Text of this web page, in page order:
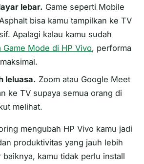
lebar. Game seperti Mobile
bisa kamu tampilkan ke TV
Apalagi kalau kamu sudah
Game Mode di HP Vivo, performa
leluasa. Zoom atau Google Meet
ke TV supaya semua orang di
melihat.
mengubah HP Vivo kamu jadi
produktivitas yang jauh lebih
kamu tidak perlu install